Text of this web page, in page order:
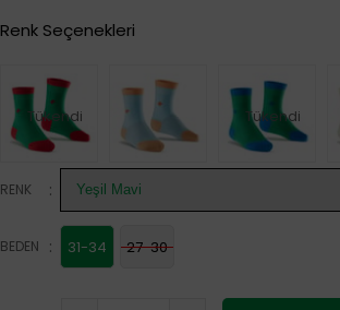
Renk Seçenekleri
Tükendi Tükendi
RENK :
BEDEN : 31-34 27-30